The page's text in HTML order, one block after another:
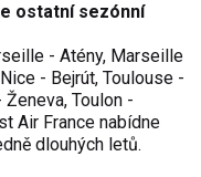
ostatní sezónní
- Atény, Marseille
- Bejrút, Toulouse -
Toulon -
Air France nabídne
dlouhých letů.